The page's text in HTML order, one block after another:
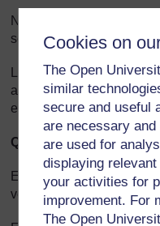
Cookies on
The Open
similar
secure and useful
are necessary and
are used for
displaying
your activities for
improvement. For
The Open
Nous voyons les objets
sont renvoyés des objets
L’obscurité est causée
a aucune source de
est sombre et on ne peut
Qu’arrive-t-il à la
Elle passe directement à
verre, l‘eau, le plastique